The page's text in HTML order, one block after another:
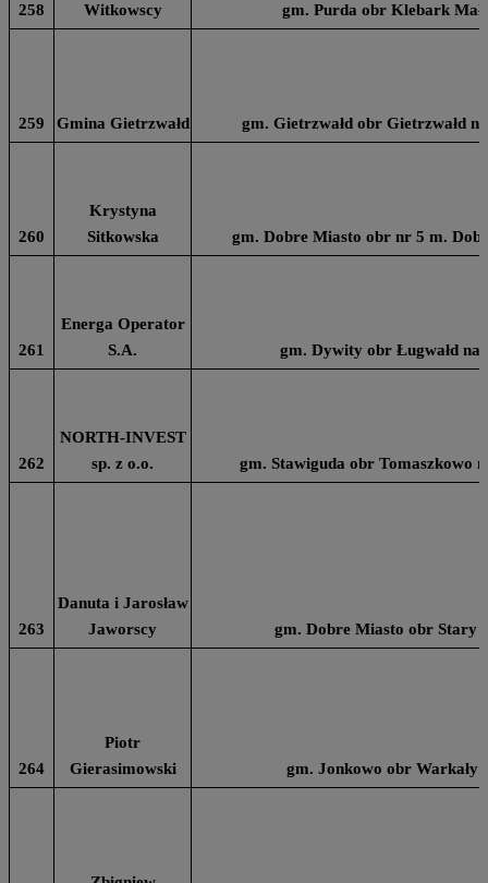
258
Witkowscy
gm. Purda obr Klebark
259 Gmina Gietrzwałd gm. Gietrzwałd obr Gietrzwałd
260
Krystyna
Sitkowska
gm. Dobre Miasto obr nr 5 m.
261
Energa Operator
S.A.
gm. Dywity obr Ługwałd na
262
NORTH-INVEST
sp. z o.o.
gm. Stawiguda obr Tomaszkowo
263
Danuta i Jarosław
Jaworscy
gm. Dobre Miasto obr Stary
264
Piotr
Gierasimowski
gm. Jonkowo obr Warkały